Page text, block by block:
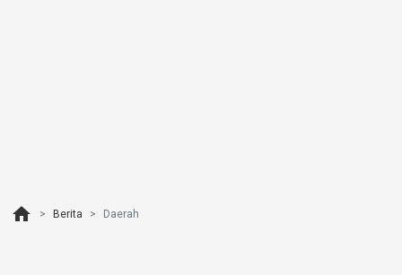
home Berita Daerah